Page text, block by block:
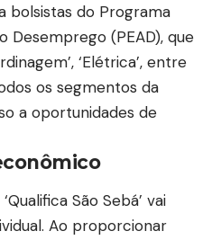
bolsistas do Programa
Desemprego (PEAD), que
‘Elétrica’, entre
os segmentos da
a oportunidades de
São Sebá’ vai
Ao proporcionar